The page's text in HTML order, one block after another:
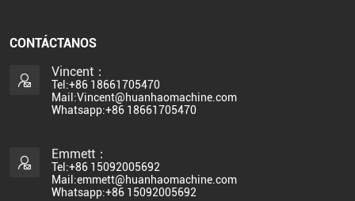
CONTÁCTANOS
Vincent：
Tel:+86 18661705470
Mail:Vincent@huanhaomachine.com
Whatsapp:+86 18661705470
Emmett：
Tel:+86 15092005692
Mail:emmett@huanhaomachine.com
Whatsapp:+86 15092005692